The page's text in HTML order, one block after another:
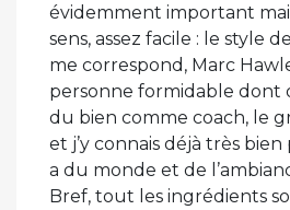
évidemment important
sens, assez facile : le style
me correspond, Marc
personne formidable dont
du bien comme coach, le
et j’y connais déjà très
a du monde et de
Bref, tout les ingrédients